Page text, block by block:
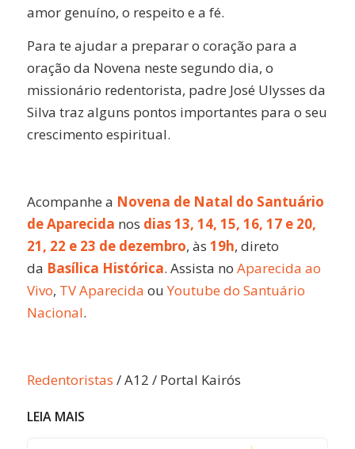
amor genuíno, o respeito e a fé.
Para te ajudar a preparar o coração para a
oração da Novena neste segundo dia, o
missionário redentorista, padre José Ulysses da
Silva traz alguns pontos importantes para o seu
crescimento espiritual.
Acompanhe a Novena de Natal do Santuário
de Aparecida nos dias 13, 14, 15, 16, 17 e 20,
21, 22 e 23 de dezembro, às 19h, direto
da Basílica Histórica. Assista no Aparecida ao
Vivo, TV Aparecida ouYoutube do Santuário
Nacional.
Redentoristas / A12 / Portal Kairós
LEIA MAIS